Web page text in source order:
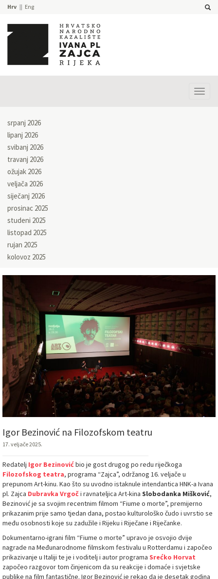
Hrv Eng
srpanj 2026
lipanj 2026
svibanj 2026
travanj 2026
ožujak 2026
veljača 2026
siječanj 2026
prosinac 2025
studeni 2025
listopad 2025
rujan 2025
kolovoz 2025
Igor Bezinović na Filozofskom teatru
17. veljače 2025.
Redatelj Igor Bezinovićbio je gost drugog po redu riječkoga
Filozofskog teatra, programa “Zajca”, održanog 16. veljače u
prepunom Art-kinu. Kao što su uvodno istaknule intendantica HNK-a Ivana
pl. Zajca Dubravka Vrgoči ravnateljica Art-kina Slobodanka Mišković,
Bezinović je sa svojim recentnim filmom “Fiume o morte”, premijerno
prikazanim prije samo tjedan dana, postao kulturološko čudo i uvrstio se
među osobnosti koje su zadužile i Rijeku i Riječane i Riječanke.
Dokumentarno-igrani film “Fiume o morte” upravo je osvojio dvije
nagrade na Međunarodnome filmskom festivalu u Rotterdamu i započeo
prikazivanje u Italiji te je i voditelj i autor programa Srećko Horvat
započeo razgovor tom činjenicom da su reakcije i domaće i svjetske
publike na film fantastične. Igor Bezinović je rekao da je desetak godina